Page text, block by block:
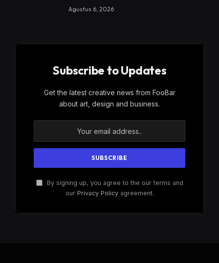
Agustus 6, 2026
Subscribe to Updates
Get the latest creative news from FooBar
about art, design and business.
By signing up, you agree to the our terms and
our Privacy Policyagreement.